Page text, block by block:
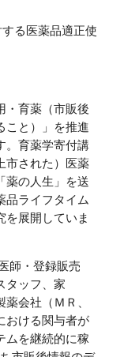
る医薬品適正使
・育薬（市販後
こと）」を推進
。育薬学寄付講
市された）医薬
薬の人生」を送
品ライフタイム
を展開していま
師・登録販売
タッフ、家
会社（ＭＲ、
おける関与者が
ムを継続的に稼